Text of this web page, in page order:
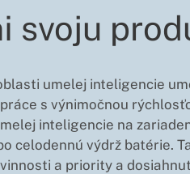
svoju
umelej inteligencie
s výnimočnou
inteligencie na
celodennú výdrž batérie.
a priority a